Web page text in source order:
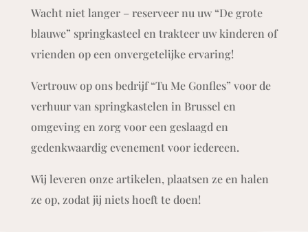
Wacht niet langer – reserveer nu uw “De grote
blauwe” springkasteel en trakteer uw kinderen of
vrienden op een onvergetelijke ervaring!
Vertrouw op ons bedrijf “Tu Me Gonfles” voor de
verhuur van springkastelen in Brussel en
omgeving en zorg voor een geslaagd en
gedenkwaardig evenement voor iedereen.
Wij leveren onze artikelen, plaatsen ze en halen
ze op, zodat jij niets hoeft te doen!